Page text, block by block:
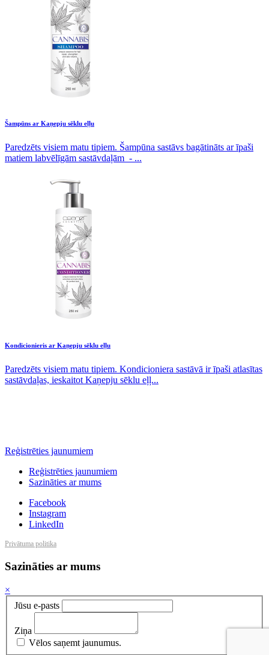
Šampūns ar Kaņepju sēklu eļļu
Paredzēts visiem matu tipiem. Šampūna sastāvs bagātināts ar īpaši
matiem labvēlīgām sastāvdaļām - ...
Kondicionieris ar Kaņepju sēklu eļļu
Paredzēts visiem matu tipiem. Kondicioniera sastāvā ir īpaši atlasītas
sastāvdaļas, ieskaitot Kaņepju sēklu eļļ...
Reģistrēties jaunumiem
Reģistrēties jaunumiem
Sazināties ar mums
Facebook
Instagram
LinkedIn
Privātuma politika
Sazināties ar mums
×
Jūsu e-pasts
Ziņa
Vēlos saņemt jaunumus.